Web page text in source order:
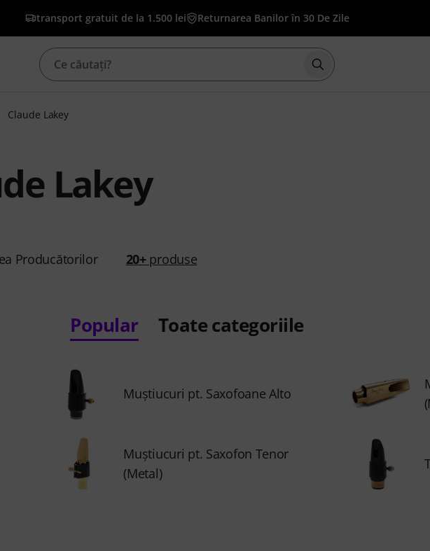
transport gratuit de la 1.500 lei Returnarea Banilor în 30 De Zile
Începeți căutarea
Claude Lakey
Lakey
Producătorilor 20+produse
Popular Toate categoriile
Muştiucuri pt. Saxofoane Alto
Muştiucuri pt. Saxofon Tenor
(Metal)